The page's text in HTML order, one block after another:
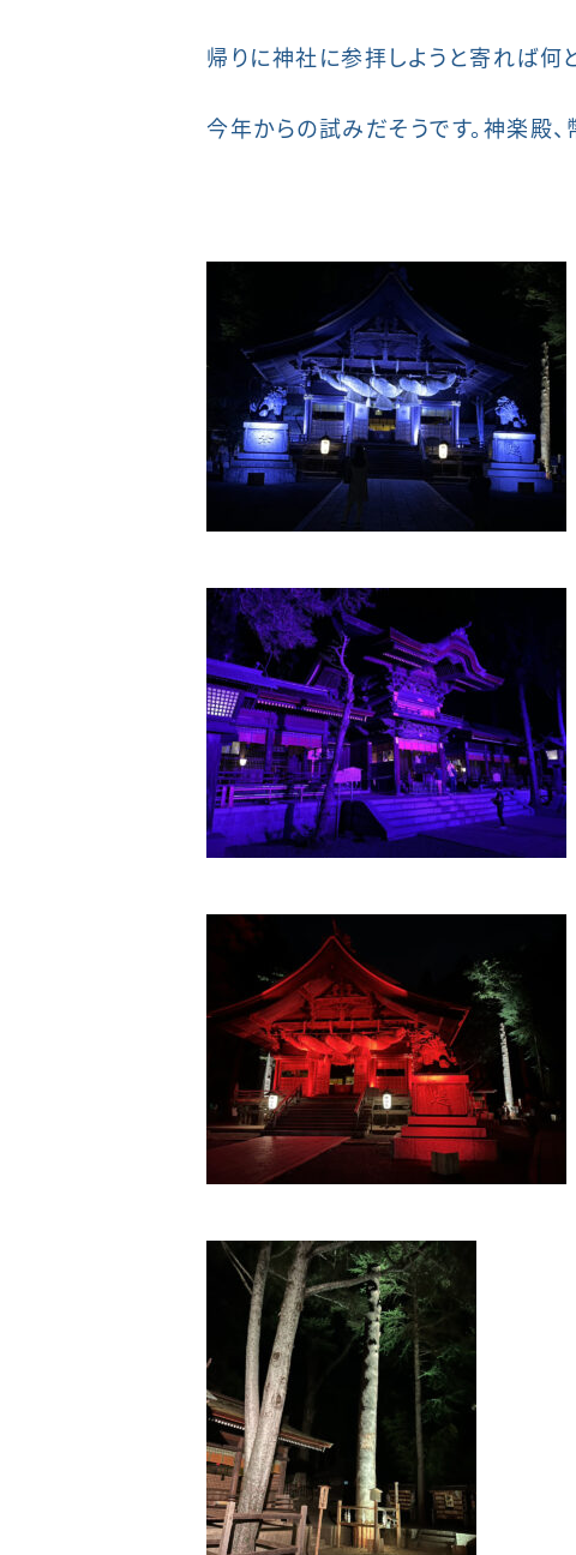
帰りに神社に参拝しようと寄れば何
今年からの試みだそうです。神楽殿、